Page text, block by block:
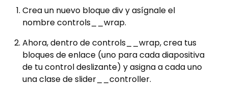
Crea un nuevo bloque div y asígnale el
nombre controls__wrap.
Ahora, dentro de controls__wrap, crea tus
bloques de enlace (uno para cada diapositiva
de tu control deslizante) y asigna a cada uno
una clase de slider__controller.